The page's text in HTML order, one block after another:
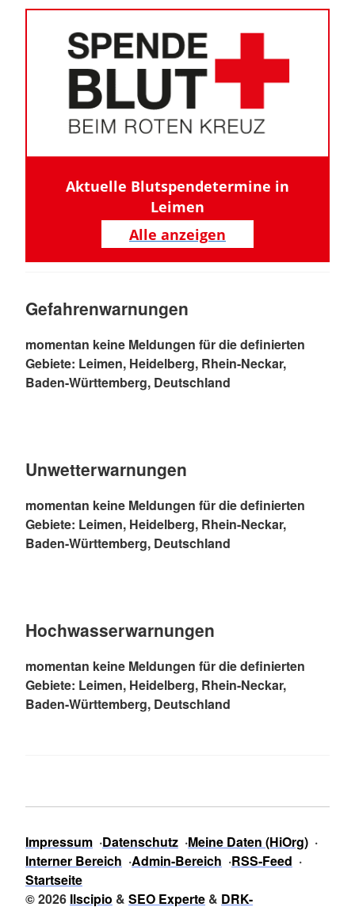
Aktuelle Blutspendetermine in
Leimen
Alle anzeigen
Gefahrenwarnungen
momentan keine Meldungen für die definierten
Gebiete: Leimen, Heidelberg, Rhein-Neckar,
Baden-Württemberg, Deutschland
Unwetterwarnungen
momentan keine Meldungen für die definierten
Gebiete: Leimen, Heidelberg, Rhein-Neckar,
Baden-Württemberg, Deutschland
Hochwasserwarnungen
momentan keine Meldungen für die definierten
Gebiete: Leimen, Heidelberg, Rhein-Neckar,
Baden-Württemberg, Deutschland
Impressum Datenschutz Meine Daten (HiOrg)
Interner Bereich Admin-Bereich
RSS-Feed
Startseite
© 2026 Ilscipio & SEO Experte & DRK-